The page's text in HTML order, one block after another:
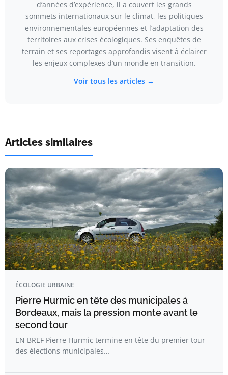
d’années d’expérience, il a couvert les grands
sommets internationaux sur le climat, les politiques
environnementales européennes et l’adaptation des
territoires aux crises écologiques. Ses enquêtes de
terrain et ses reportages approfondis visent à éclairer
les enjeux complexes d’un monde en transition.
Voir tous les articles →
Articles similaires
ÉCOLOGIE URBAINE
Pierre Hurmic en tête des municipales à
Bordeaux, mais la pression monte avant le
second tour
EN BREF Pierre Hurmic termine en tête du premier tour
des élections municipales…